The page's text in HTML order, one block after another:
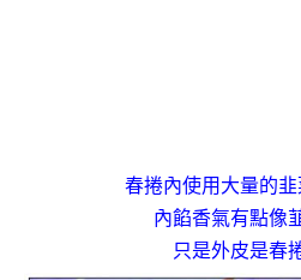
春捲內使用大量的韭
內餡香氣有點像
只是外皮是春